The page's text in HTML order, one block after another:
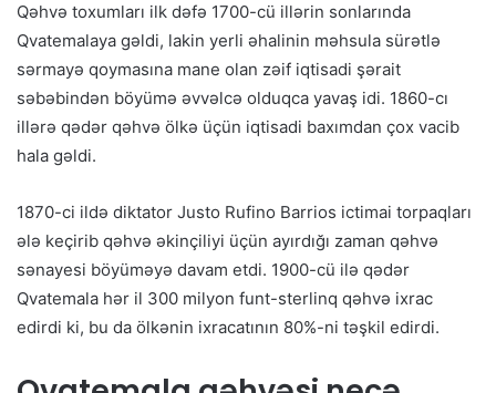
Qəhvə toxumları ilk dəfə 1700-cü illərin sonlarında
Qvatemalaya gəldi, lakin yerli əhalinin məhsula sürətlə
sərmayə qoymasına mane olan zəif iqtisadi şərait
səbəbindən böyümə əvvəlcə olduqca yavaş idi. 1860-cı
illərə qədər qəhvə ölkə üçün iqtisadi baxımdan çox vacib
hala gəldi.
1870-ci ildə diktator Justo Rufino Barrios ictimai torpaqları
ələ keçirib qəhvə əkinçiliyi üçün ayırdığı zaman qəhvə
sənayesi böyüməyə davam etdi. 1900-cü ilə qədər
Qvatemala hər il 300 milyon funt-sterlinq qəhvə ixrac
edirdi ki, bu da ölkənin ixracatının 80%-ni təşkil edirdi.